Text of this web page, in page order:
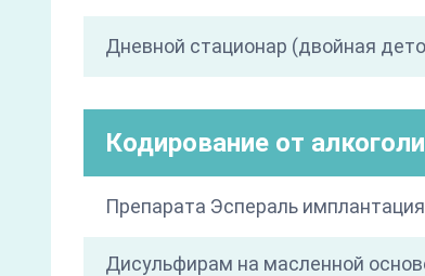
Дневной стационар (двойная
Кодирование от
Препарата Эспераль
Дисульфирам на масленной